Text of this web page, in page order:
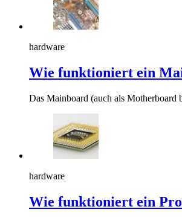
hardware
Wie funktioniert ein
Das Mainboard (auch als Motherboard
hardware
Wie funktioniert ein